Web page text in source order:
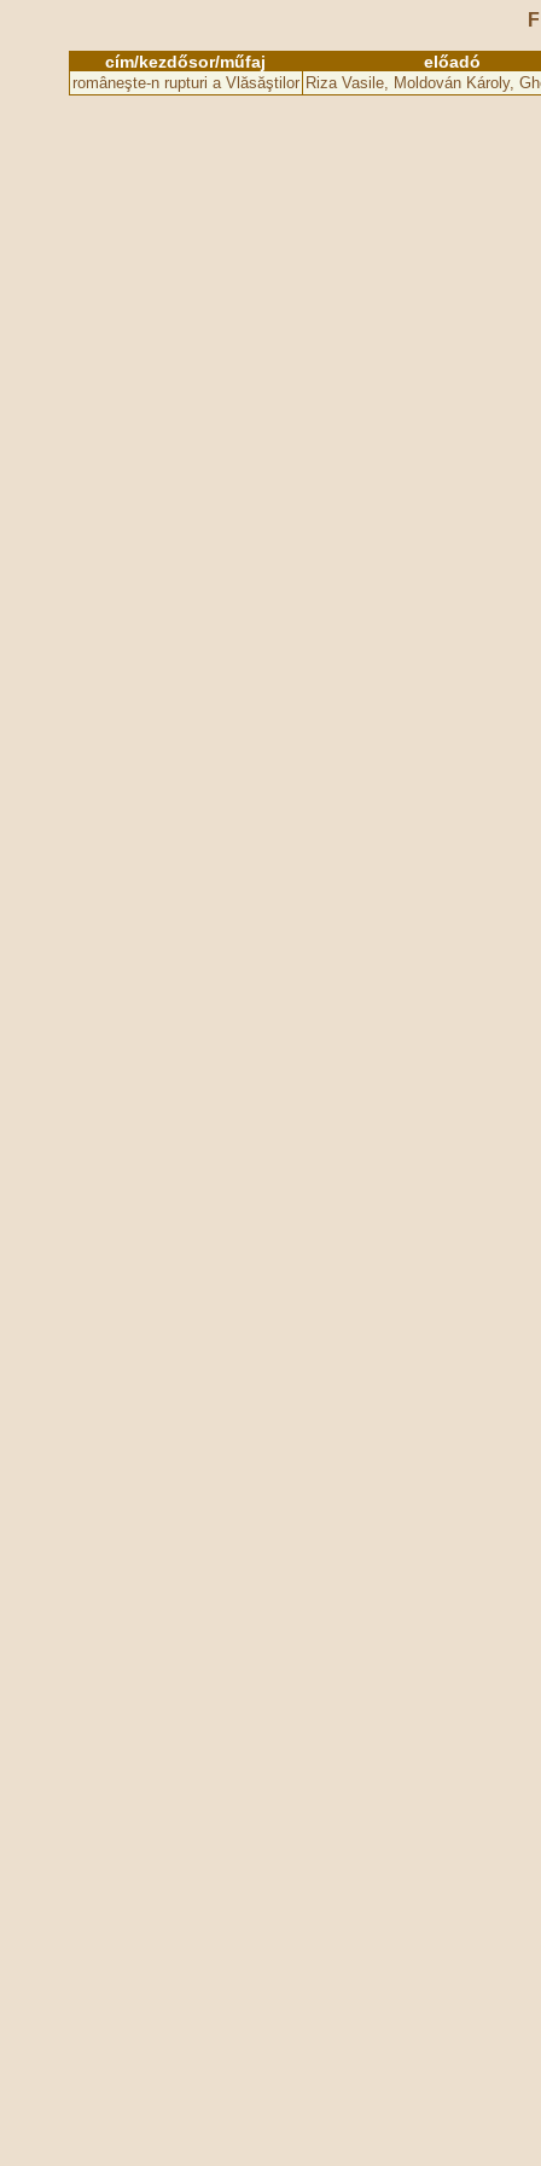
cím/kezdősor/műfaj előadó
româneşte-n rupturi a Vlăsăştilor Riza Vasile, Moldován Károly,